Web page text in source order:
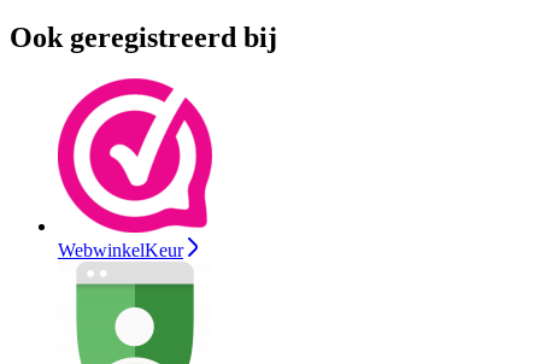
Ook geregistreerd bij
WebwinkelKeur